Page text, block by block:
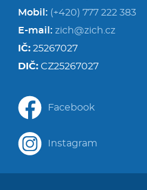
Mobil: (+420) 777 222 383
E-mail: zich@zich.cz
IČ: 25267027
DIČ: CZ25267027
Facebook
Instagram